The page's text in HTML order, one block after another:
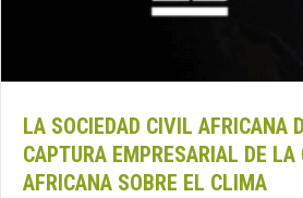
LA SOCIEDAD CIVIL AFRICANA
CAPTURA EMPRESARIAL DE LA
AFRICANA SOBRE EL CLIMA